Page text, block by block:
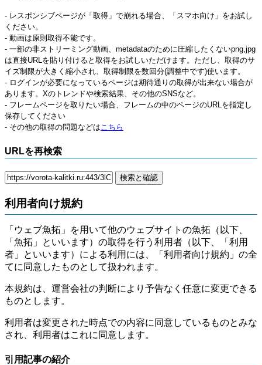
- レスポンシブページが「取得」で崩れる場合、「スマホ向け」をお試し
ください。
- 動画は原則取得不能です。
- 一部の非ストリーミング動画、metadataのために圧縮したくないpng,jpg
は直接URLを貼り付けると取得をお試しいただけます。ただし、取得のサ
イズ制限が大きく縮小され、取得制限を数回分(調整中です)使います。
- ログインが必要になっているページは期待通りの取得が出来ない場合が
あります。Xのトレンドや検索結果、その他のSNSなど。
- フレームページを取りたい場合、フレームの中のページのURLを指定し
保存してください
- その他の取得の問題などはこちら
URLを再検索
利用者向け規約
「ウェブ魚拓」を用いて他のウェブサイトの魚拓（以下、
「魚拓」といいます）の取得を行う利用者（以下、「利用
者」といいます）による利用には、「利用者向け規約」の全
てに同意したものとして扱われます。
本規約は、運営会社の判断により予告なく任意に変更できる
ものとします。
利用者は変更された時点での内容に同意しているものとみな
され、利用者はこれに同意します。
引用記事の紹介